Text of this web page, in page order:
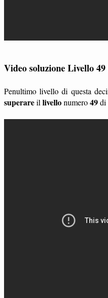
Video soluzione Livello 49
Penultimo livello di questa
superareil livellonumero49di